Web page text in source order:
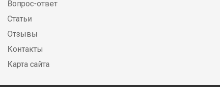
Вопрос-ответ
Статьи
Отзывы
Контакты
Карта сайта